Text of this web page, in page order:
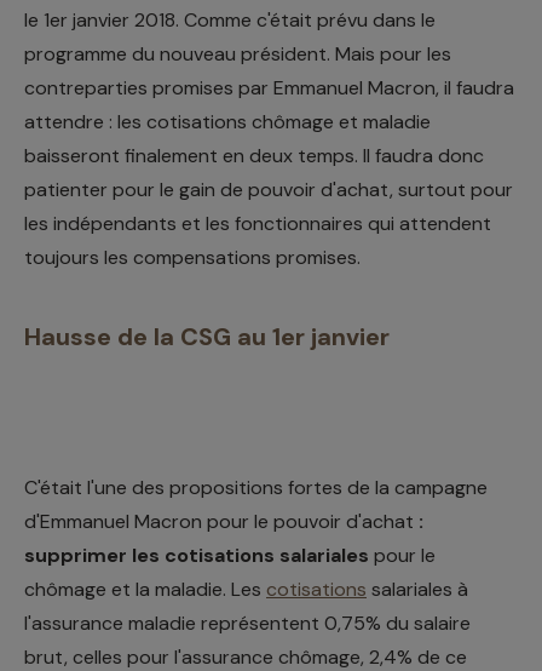
le 1er janvier 2018. Comme c'était prévu dans le
programme du nouveau président. Mais pour les
contreparties promises par Emmanuel Macron, il faudra
attendre : les cotisations chômage et maladie
baisseront finalement en deux temps. Il faudra donc
patienter pour le gain de pouvoir d'achat, surtout pour
les indépendants et les fonctionnaires qui attendent
toujours les compensations promises.
Hausse de la CSG au 1er janvier
C'était l'une des propositions fortes de la campagne
d'Emmanuel Macron pour le pouvoir d'achat :
supprimer les cotisations salariales pour le
chômage et la maladie. Les cotisations salariales à
l'assurance maladie représentent 0,75% du salaire
brut, celles pour l'assurance chômage, 2,4% de ce